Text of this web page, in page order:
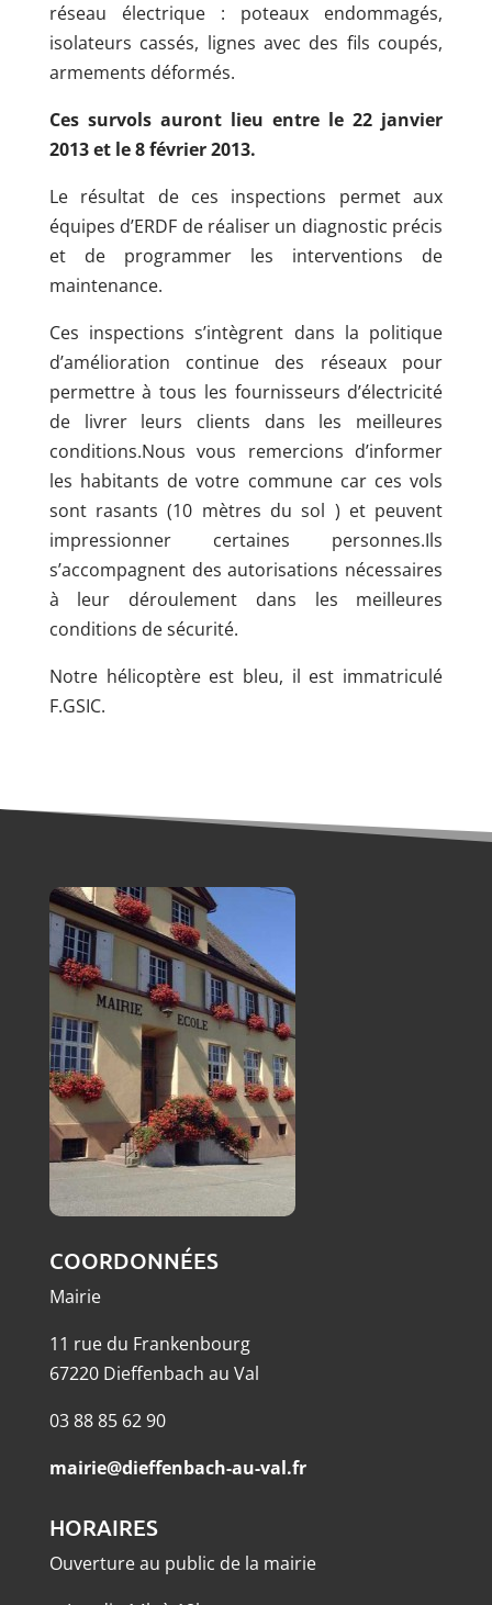
réseau électrique : poteaux endommagés,
isolateurs cassés, lignes avec des fils coupés,
armements déformés.
Ces survols auront lieu entre le 22 janvier
2013 et le 8 février 2013.
Le résultat de ces inspections permet aux
équipes d’ERDF de réaliser un diagnostic précis
et de programmer les interventions de
maintenance.
Ces inspections s’intègrent dans la politique
d’amélioration continue des réseaux pour
permettre à tous les fournisseurs d’électricité
de livrer leurs clients dans les meilleures
conditions.Nous vous remercions d’informer
les habitants de votre commune car ces vols
sont rasants (10 mètres du sol ) et peuvent
impressionner certaines personnes.Ils
s’accompagnent des autorisations nécessaires
à leur déroulement dans les meilleures
conditions de sécurité.
Notre hélicoptère est bleu, il est immatriculé
F.GSIC.
COORDONNÉES
Mairie
11 rue du Frankenbourg
67220 Dieffenbach au Val
03 88 85 62 90
mairie@dieffenbach-au-val.fr
HORAIRES
Ouverture au public de la mairie